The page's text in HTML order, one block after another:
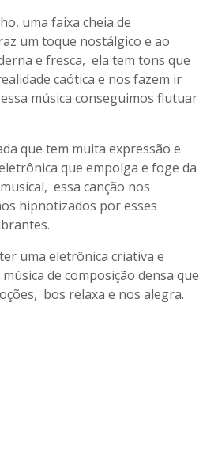
uma faixa cheia de
um toque nostálgico e ao
e fresca, ela tem tons que
caótica e nos fazem ir
música conseguimos flutuar
que tem muita expressão e
que empolga e foge da
essa canção nos
hipnotizados por esses
uma eletrônica criativa e
de composição densa que
bos relaxa e nos alegra.